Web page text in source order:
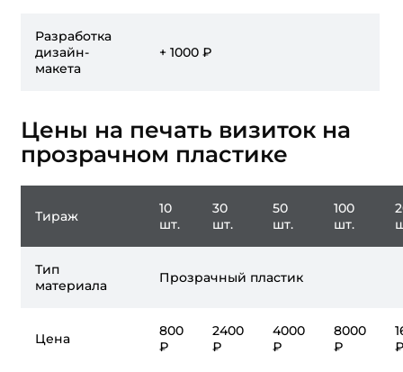
Разработка
дизайн-
макета
+ 1000 ₽
Цены на печать визиток на
прозрачном пластике
Тираж
10
шт.
30
шт.
50
шт.
100
шт.
Тип
материала
Прозрачный пластик
Цена
800
₽
2400
₽
4000
₽
8000
₽